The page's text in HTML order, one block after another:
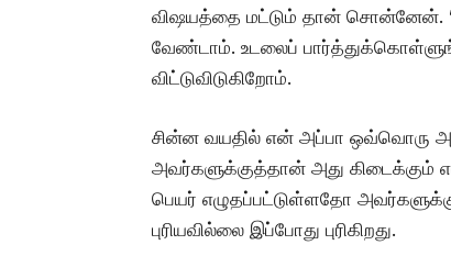
விஷயத்தை மட்டும் தான் சொன்னேன்.
வேண்டாம். உடலைப்
விட்டுவிடுகிறோம்.
சின்ன வயதில் என் அப்பா ஒவ்வொரு
அவர்களுக்குத்தான் அது கிடைக்கும்
பெயர் எழுதப்பட்டுள்ளதோ
புரியவில்லை இப்போது புரிகிறது.